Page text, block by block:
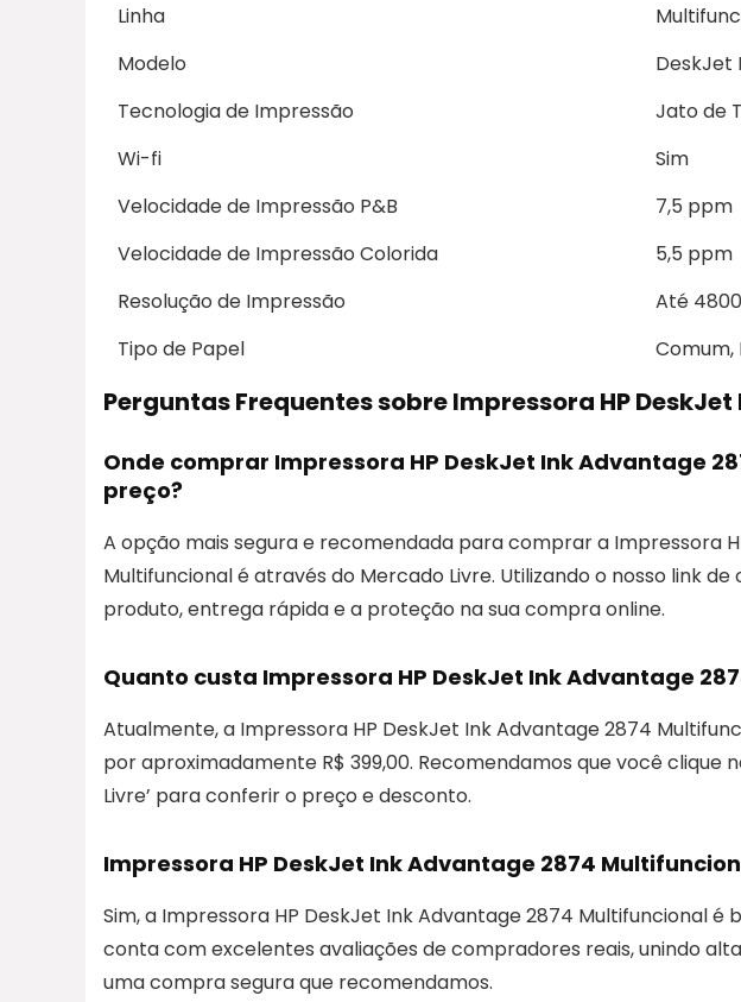
Linha
Modelo
DeskJet
Tecnologia de Impressão
Jato de
Wi-fi
Sim
Velocidade de Impressão P&B
7,5 ppm
Velocidade de Impressão Colorida
5,5 ppm
Resolução de Impressão
Até
Tipo de Papel
Comum,
Perguntas Frequentes sobre Impressora HP
Onde comprar Impressora HP DeskJet Ink Advantage
preço?
A opção mais segura e recomendada para comprar a Impressora
Multifuncional é através do Mercado Livre. Utilizando o nosso link
produto, entrega rápida e a proteção na sua compra online.
Quanto custa Impressora HP DeskJet Ink Advantage
Atualmente, a Impressora HP DeskJet Ink Advantage 2874
por aproximadamente R$ 399,00. Recomendamos que você clique
Livre’ para conferir o preço e desconto.
Impressora HP DeskJet Ink Advantage 2874
Sim, a Impressora HP DeskJet Ink Advantage 2874 Multifuncional é
conta com excelentes avaliações de compradores reais, unindo
uma compra segura que recomendamos.